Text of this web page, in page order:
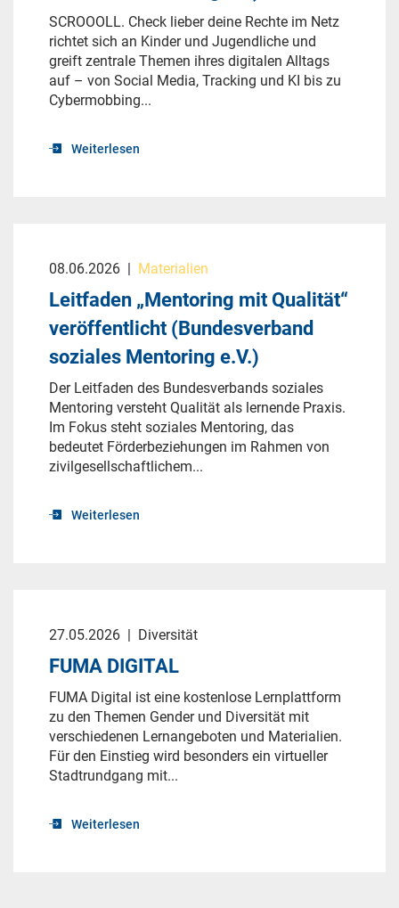
SCROOOLL. Check lieber deine Rechte im Netz
richtet sich an Kinder und Jugendliche und
greift zentrale Themen ihres digitalen Alltags
auf – von Social Media, Tracking und KI bis zu
Cybermobbing...
Weiterlesen
08.06.2026 | Materialien
Leitfaden „Mentoring mit Qualität“
veröffentlicht (Bundesverband
soziales Mentoring e.V.)
Der Leitfaden des Bundesverbands soziales
Mentoring versteht Qualität als lernende Praxis.
Im Fokus steht soziales Mentoring, das
bedeutet Förderbeziehungen im Rahmen von
zivilgesellschaftlichem...
Weiterlesen
27.05.2026 | Diversität
FUMA DIGITAL
FUMA Digital ist eine kostenlose Lernplattform
zu den Themen Gender und Diversität mit
verschiedenen Lernangeboten und Materialien.
Für den Einstieg wird besonders ein virtueller
Stadtrundgang mit...
Weiterlesen